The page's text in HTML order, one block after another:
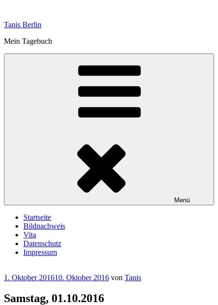
springen
Tanis Berlin
Mein Tagebuch
Menü
Startseite
Bildnachweis
Vita
Datenschutz
Impressum
Veröffentlicht
1. Oktober 201610. Oktober 2016 von Tanis
Samstag, 01.10.2016